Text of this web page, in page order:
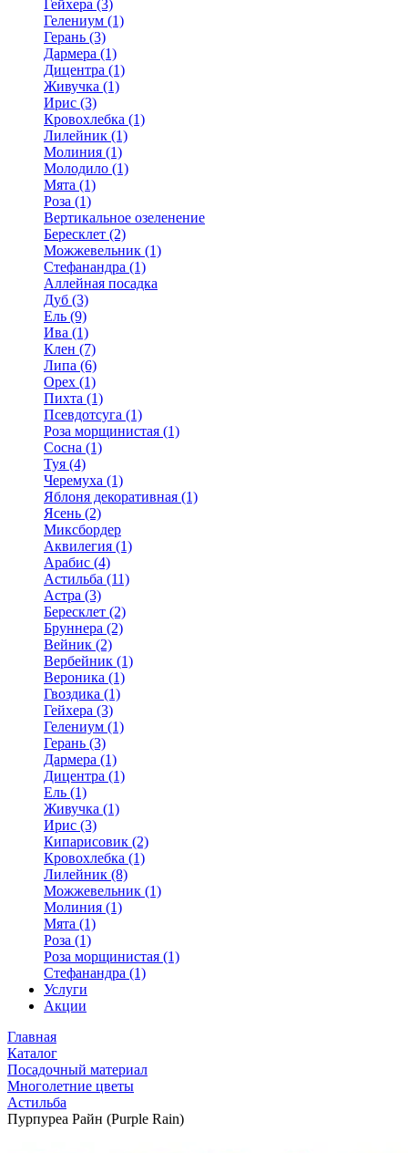
Гейхера (3)
Гелениум (1)
Герань (3)
Дармера (1)
Дицентра (1)
Живучка (1)
Ирис (3)
Кровохлебка (1)
Лилейник (1)
Молиния (1)
Молодило (1)
Мята (1)
Роза (1)
Вертикальное озеленение
Бересклет (2)
Можжевельник (1)
Стефанандра (1)
Аллейная посадка
Дуб (3)
Ель (9)
Ива (1)
Клен (7)
Липа (6)
Орех (1)
Пихта (1)
Псевдотсуга (1)
Роза морщинистая (1)
Сосна (1)
Туя (4)
Черемуха (1)
Яблоня декоративная (1)
Ясень (2)
Миксбордер
Аквилегия (1)
Арабис (4)
Астильба (11)
Астра (3)
Бересклет (2)
Бруннера (2)
Вейник (2)
Вербейник (1)
Вероника (1)
Гвоздика (1)
Гейхера (3)
Гелениум (1)
Герань (3)
Дармера (1)
Дицентра (1)
Ель (1)
Живучка (1)
Ирис (3)
Кипарисовик (2)
Кровохлебка (1)
Лилейник (8)
Можжевельник (1)
Молиния (1)
Мята (1)
Роза (1)
Роза морщинистая (1)
Стефанандра (1)
Услуги
Акции
Главная
Каталог
Посадочный материал
Многолетние цветы
Астильба
Пурпуреа Райн (Purple Rain)